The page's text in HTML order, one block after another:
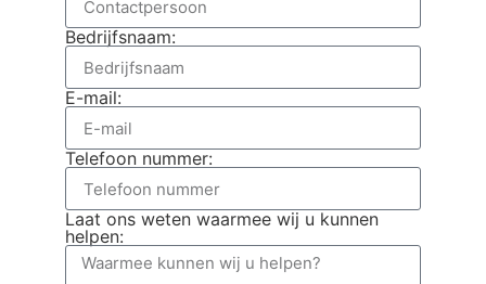
Bedrijfsnaam:
E-mail:
Telefoon nummer:
Laat ons weten waarmee wij u kunnen
helpen: